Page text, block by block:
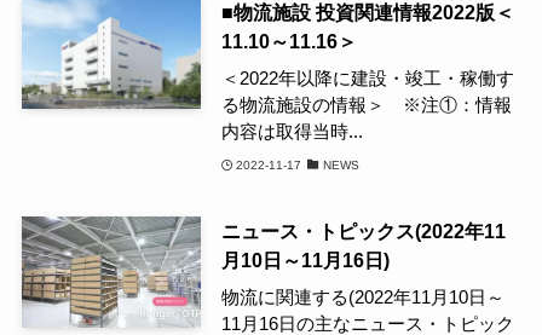
■物流施設 投資関連情報2022版＜
11.10～11.16＞
＜2022年以降に建設・竣工・稼働す
る物流施設の情報＞ ※注①：情報
内容は取得当時...
2022-11-17 NEWS
ニュース・トピックス(2022年11
月10日～11月16日)
物流に関連する(2022年11月10日～
11月16日の主なニュース・トピック